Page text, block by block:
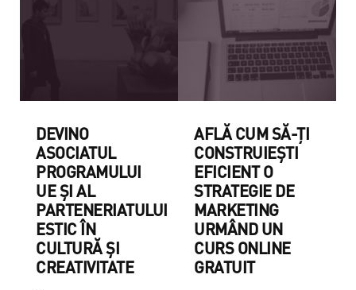
DEVINO
ASOCIATUL
PROGRAMULUI
UE ȘI AL
PARTENERIATULUI
ESTIC ÎN
CULTURĂ ȘI
CREATIVITATE
AFLĂ CUM SĂ-ȚI
CONSTRUIEȘTI
EFICIENT O
STRATEGIE DE
MARKETING
URMÂND UN
CURS ONLINE
GRATUIT